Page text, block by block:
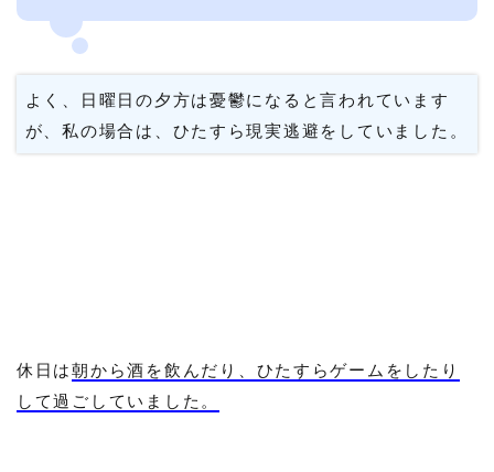
よく、日曜日の夕方は憂鬱になると言われています
が、私の場合は、ひたすら現実逃避をしていました。
休日は朝から酒を飲んだり、ひたすらゲームをしたり
して過ごしていました。